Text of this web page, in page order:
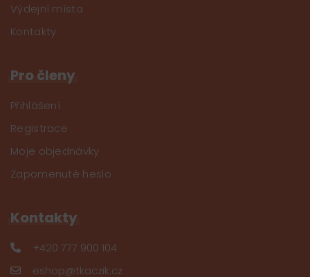
Výdejní místa
Kontakty
Pro členy
Přihlášení
Registrace
Moje objednávky
Zapomenuté heslo
Kontakty
+420 777 900 104
eshop@tkaczik.cz